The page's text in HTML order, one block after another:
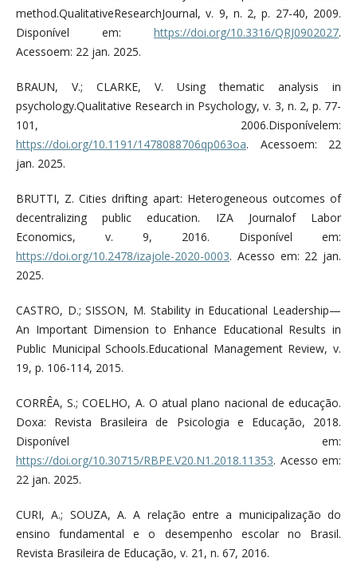
method.QualitativeResearchJournal, v. 9, n. 2, p. 27-40, 2009.
Disponível em:https://doi.org/10.3316/QRJ0902027.
Acessoem: 22 jan. 2025.
BRAUN, V.; CLARKE, V. Using thematic analysis in
psychology.Qualitative Research in Psychology, v. 3, n. 2, p. 77-
101, 2006.Disponívelem:
https://doi.org/10.1191/1478088706qp063oa. Acessoem: 22
jan. 2025.
BRUTTI, Z. Cities drifting apart: Heterogeneous outcomes of
decentralizing public education. IZA Journalof Labor
Economics, v. 9, 2016. Disponível em:
https://doi.org/10.2478/izajole-2020-0003. Acesso em: 22 jan.
2025.
CASTRO, D.; SISSON, M. Stability in Educational Leadership—
An Important Dimension to Enhance Educational Results in
Public Municipal Schools.Educational Management Review, v.
19, p. 106-114, 2015.
CORRÊA, S.; COELHO, A. O atual plano nacional de educação.
Doxa: Revista Brasileira de Psicologia e Educação, 2018.
Disponível em:
https://doi.org/10.30715/RBPE.V20.N1.2018.11353. Acesso em:
22 jan. 2025.
CURI, A.; SOUZA, A. A relação entre a municipalização do
ensino fundamental e o desempenho escolar no Brasil.
Revista Brasileira de Educação, v. 21, n. 67, 2016.